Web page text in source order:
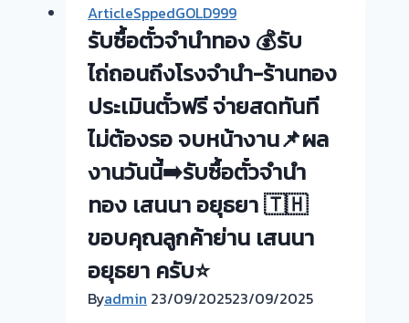
บางซื่อ
กรุงเทพ
ทอง
💰
รับ
ไถ่ถอน
ถึง
โรง
จำนำ-
ร้าน
ทอง
ประเมิน
ตั๋ว
ฟรี
จ่าย
ArticleSppedGOLD999
รับซื้อตั๋วจำนำทอง 💰รับ
ไถ่ถอนถึงโรงจำนำ-ร้านทอง
ประเมินตั๋วฟรี จ่ายสดทันที
ไม่ต้องรอ จบหน้างาน📌ผล
งานวันนี้➡️รับซื้อตั๋วจำนำ
ทอง เสนนา อยุธยา 🇹🇭
ขอบคุณลูกค้าย่าน เสนนา
อยุธยา ครับ⭐
Byadmin 23/09/202523/09/2025